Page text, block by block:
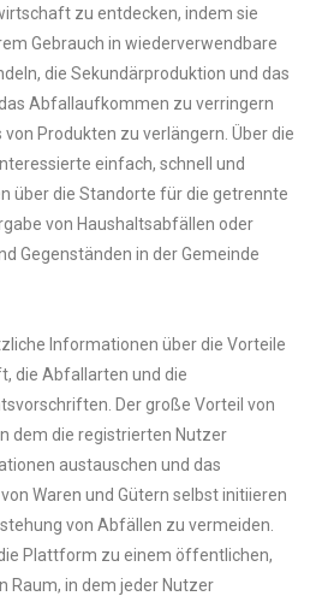
zu entdecken, indem sie
Gebrauch in wiederverwendbare
die Sekundärproduktion und das
Abfallaufkommen zu verringern
Produkten zu verlängern. Über die
einfach, schnell und
über die Standorte für die getrennte
von Haushaltsabfällen oder
Gegenständen in der Gemeinde
Informationen über die Vorteile
die Abfallarten und die
Der große Vorteil von
dem die registrierten Nutzer
austauschen und das
Waren und Gütern selbst initiieren
von Abfällen zu vermeiden.
Plattform zu einem öffentlichen,
Raum, in dem jeder Nutzer